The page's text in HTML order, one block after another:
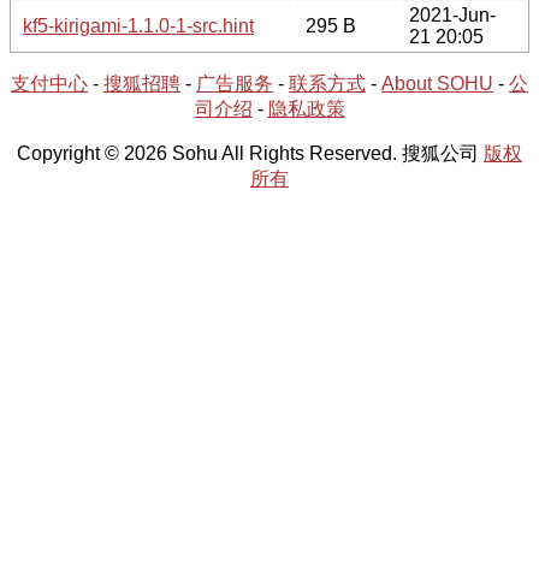
kf5-kirigami-1.1.0-1-src.hint
295 B
2021-Jun-
21 20:05
支付中心 - 搜狐招聘 - 广告服务 - 联系方式 - About SOHU - 公
司介绍 - 隐私政策
Copyright © 2026 Sohu All Rights Reserved. 搜狐公司 版权
所有